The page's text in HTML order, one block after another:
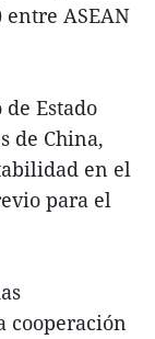
entre ASEAN
Estado
de China,
en el
para el
cooperación